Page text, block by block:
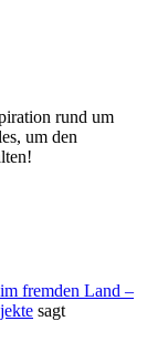
rund um
um den
fremden Land –
sagt